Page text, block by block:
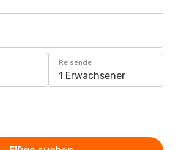
Reisende
1 Erwachsener